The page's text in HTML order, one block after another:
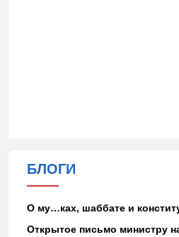
БЛОГИ
О му…ках, шаббате и
Открытое письмо министру